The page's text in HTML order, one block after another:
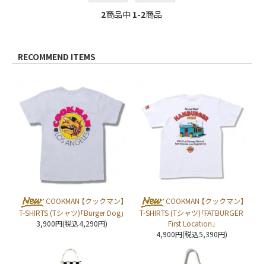
2商品中 1-2商品
RECOMMEND ITEMS
COOKMAN 【クックマン】
T-SHIRTS (Tシャツ)「Burger Dog」
3,900円(税込4,290円)
COOKMAN 【クックマン】
T-SHIRTS (Tシャツ)「FATBURGER
First Location」
4,900円(税込5,390円)